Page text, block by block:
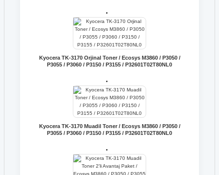
Kyocera TK-3170 Orjinal Toner / Ecosys M3860 / P3050 /
P3055 / P3060 / P3150 / P3155 / P32601T02T80NL0
Kyocera TK-3170 Muadil Toner / Ecosys M3860 / P3050 /
P3055 / P3060 / P3150 / P3155 / P32601T02T80NL0